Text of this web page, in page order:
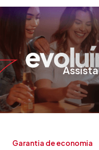
Garantia de economia